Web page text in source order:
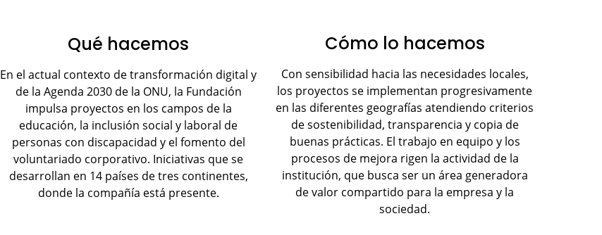
Qué hacemos
En el actual contexto de transformación digital y
de la Agenda 2030 de la ONU, la Fundación
impulsa proyectos en los campos de la
educación, la inclusión social y laboral de
personas con discapacidad y el fomento del
voluntariado corporativo. Iniciativas que se
desarrollan en 14 países de tres continentes,
donde la compañía está presente.
Cómo lo hacemos
Con sensibilidad hacia las necesidades locales,
los proyectos se implementan progresivamente
en las diferentes geografías atendiendo criterios
de sostenibilidad, transparencia y copia de
buenas prácticas. El trabajo en equipo y los
procesos de mejora rigen la actividad de la
institución, que busca ser un área generadora
de valor compartido para la empresa y la
sociedad.